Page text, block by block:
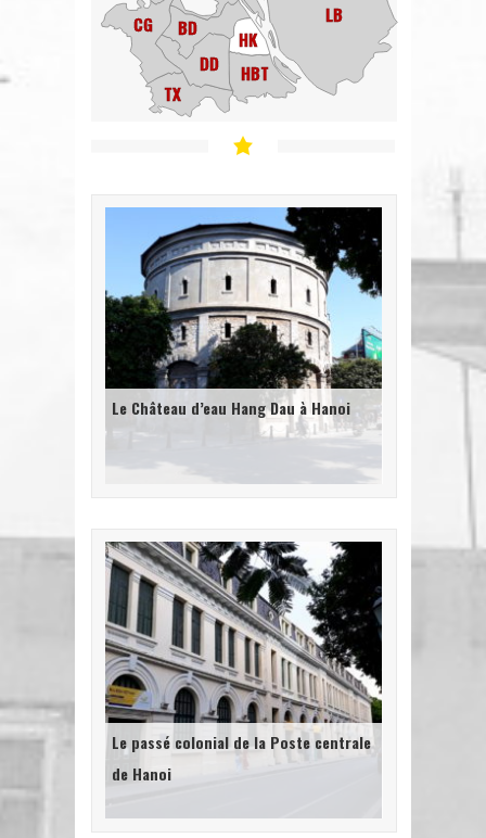
BD HK
LB
HBT
TX
DD
CG
Le Château d’eau Hang Dau à Hanoi
Le passé colonial de la Poste centrale
de Hanoi